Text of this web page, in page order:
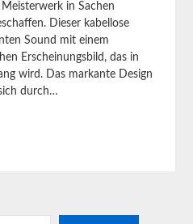
in Sachen
Dieser kabellose
Sound mit einem
Erscheinungsbild, das in
wird. Das markante Design
durch…